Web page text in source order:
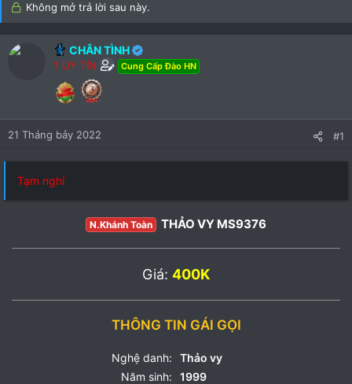
Không mở trả lời sau này.
CHÂN TÌNH
? UY TÍN Cung Cấp Đào HN
21 Tháng bảy 2022 #1
Tạm nghỉ
N.Khánh Toàn THẢO VY MS9376
Giá: 400K
THÔNG TIN GÁI GỌI
Nghệ danh:
Thảo vy
Năm sinh:
1999